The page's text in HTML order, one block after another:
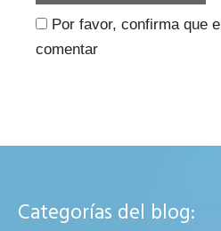
Por favor, confirma que
comentar
Categorías del blog: